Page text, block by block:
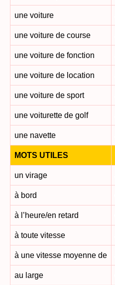
une voiture
une voiture de course
une voiture de fonction
une voiture de location
une voiture de sport
une voiturette de golf
une navette
MOTS UTILES
un virage
à bord
à l’heure/en retard
à toute vitesse
à une vitesse moyenne de
au large